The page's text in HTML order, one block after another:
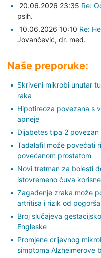
20.06.2026 23:35 Re:
psih.
10.06.2026 10:10 Re:
Jovančević, dr. med.
Naše preporuke:
Skriveni mikrobi unutar
raka
Hipotireoza povezana s
apneje
Dijabetes tipa 2
Tadalafil može povećati
povećanom prostatom
Novi tretman za bolesti
istovremeno čuva
Zagađenje zraka može
artritisa i rizik od
Broj slučajeva
Engleske
Promjene crijevnog
simptoma Alzheimerove